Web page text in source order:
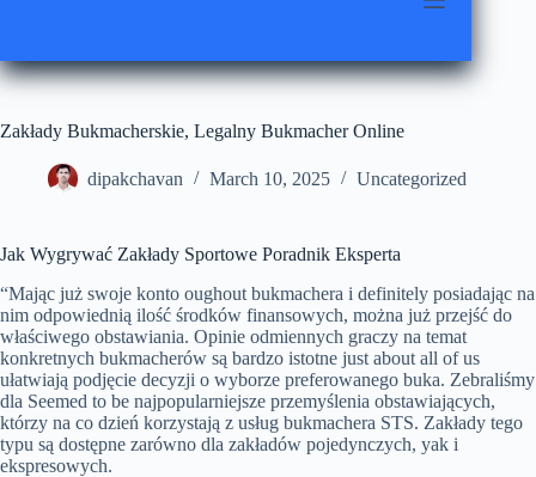
Zakłady Bukmacherskie, Legalny Bukmacher Online
dipakchavan March 10, 2025 Uncategorized
Jak Wygrywać Zakłady Sportowe Poradnik Eksperta
“Mając już swoje konto oughout bukmachera i definitely posiadając na
nim odpowiednią ilość środków finansowych, można już przejść do
właściwego obstawiania. Opinie odmiennych graczy na temat
konkretnych bukmacherów są bardzo istotne just about all of us
ułatwiają podjęcie decyzji o wyborze preferowanego buka. Zebraliśmy
dla Seemed to be najpopularniejsze przemyślenia obstawiających,
którzy na co dzień korzystają z usług bukmachera STS. Zakłady tego
typu są dostępne zarówno dla zakładów pojedynczych, yak i
ekspresowych.